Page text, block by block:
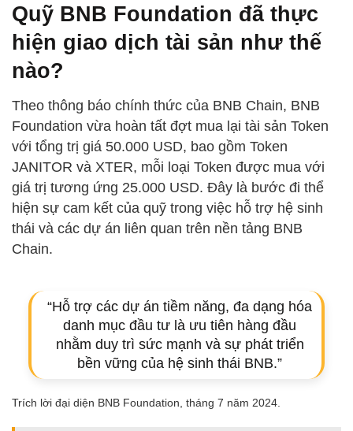
Quỹ BNB Foundation đã thực
hiện giao dịch tài sản như thế
nào?
Theo thông báo chính thức của BNB Chain, BNB
Foundation vừa hoàn tất đợt mua lại tài sản Token
với tổng trị giá 50.000 USD, bao gồm Token
JANITOR và XTER, mỗi loại Token được mua với
giá trị tương ứng 25.000 USD. Đây là bước đi thể
hiện sự cam kết của quỹ trong việc hỗ trợ hệ sinh
thái và các dự án liên quan trên nền tảng BNB
Chain.
“Hỗ trợ các dự án tiềm năng, đa dạng hóa
danh mục đầu tư là ưu tiên hàng đầu
nhằm duy trì sức mạnh và sự phát triển
bền vững của hệ sinh thái BNB.”
Trích lời đại diện BNB Foundation, tháng 7 năm 2024.